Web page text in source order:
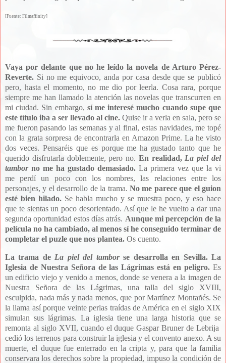
[Fuente: Filmaffinity]
Vaya por delante que no he leído la novela de Arturo Pérez-
Reverte. Si no me equivoco, anda por casa desde que se publicó
pero, hasta el momento, no me dio por leerla. Cosa rara, porque
siempre me han llamado la atención las novelas que transcurren en
mi ciudad. Sin embargo, sí me interesé mucho cuando supe que
este título iba a ser llevado al cine. Quise ir a verla en sala, pero se
me fueron pasando las semanas y al final, estas navidades, me topé
con la grata sorpresa de encontrarla en Amazon Prime. La he visto
dos veces. Pensaréis que es porque me ha gustado tanto que he
querido disfrutarla doblemente, pero no. En realidad, La piel del
tamborno me ha gustado demasiado. La primera vez que la vi
me perdí un poco con los nombres, las relaciones entre los
personajes, y el desarrollo de la trama. No me parece que el guion
esté bien hilado. Se habla mucho y se muestra poco, y eso hace
que te sientas un poco desorientado. Así que le he vuelto a dar una
segunda oportunidad estos días atrás. Aunque mi percepción de la
película no ha cambiado, al menos sí he conseguido terminar de
completar el puzle que nos plantea. Os cuento.
La trama de La piel del tamborse desarrolla en Sevilla. La
Iglesia de Nuestra Señora de las Lágrimas está en peligro. Es
un edificio viejo y venido a menos, donde se venera a la imagen de
Nuestra Señora de las Lágrimas, una talla del siglo XVIII,
esculpida, nada más y nada menos, que por Martínez Montañés. Se
la llama así porque veinte perlas traídas de América en el siglo XIX
simulan sus lágrimas. La iglesia tiene una larga historia que se
remonta al siglo XVII, cuando el duque Gaspar Bruner de Lebrija
cedió los terrenos para construir la iglesia y el convento anexo. A su
muerte, el duque fue enterrado en la cripta y, para que la familia
conservara los derechos sobre la propiedad, impuso la condición de